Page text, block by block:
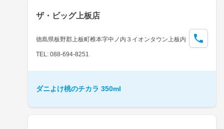
ザ・ビッグ上板店
徳島県板野郡上板町椎本字中ノ内３イオンタウン上板内
TEL: 088-694-8251
ダニよけ桃のチカラ 350ml